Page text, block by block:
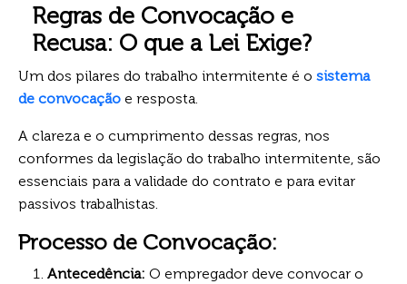
Regras de Convocação e
Recusa: O que a Lei Exige?
Um dos pilares do trabalho intermitente é o sistema
de convocação e resposta.
A clareza e o cumprimento dessas regras, nos
conformes da legislação do trabalho intermitente, são
essenciais para a validade do contrato e para evitar
passivos trabalhistas.
Processo de Convocação:
Antecedência: O empregador deve convocar o